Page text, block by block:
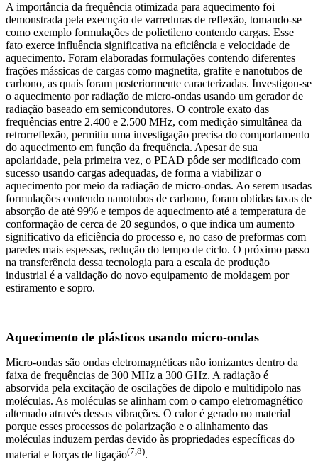
A importância da frequência otimizada para aquecimento foi
demonstrada pela execução de varreduras de reflexão, tomando-se
como exemplo formulações de polietileno contendo cargas. Esse
fato exerce influência significativa na eficiência e velocidade de
aquecimento. Foram elaboradas formulações contendo diferentes
frações mássicas de cargas como magnetita, grafite e nanotubos de
carbono, as quais foram posteriormente caracterizadas. Investigou-se
o aquecimento por radiação de micro-ondas usando um gerador de
radiação baseado em semicondutores. O controle exato das
frequências entre 2.400 e 2.500 MHz, com medição simultânea da
retrorreflexão, permitiu uma investigação precisa do comportamento
do aquecimento em função da frequência. Apesar de sua
apolaridade, pela primeira vez, o PEAD pôde ser modificado com
sucesso usando cargas adequadas, de forma a viabilizar o
aquecimento por meio da radiação de micro-ondas. Ao serem usadas
formulações contendo nanotubos de carbono, foram obtidas taxas de
absorção de até 99% e tempos de aquecimento até a temperatura de
conformação de cerca de 20 segundos, o que indica um aumento
significativo da eficiência do processo e, no caso de preformas com
paredes mais espessas, redução do tempo de ciclo. O próximo passo
na transferência dessa tecnologia para a escala de produção
industrial é a validação do novo equipamento de moldagem por
estiramento e sopro.
Aquecimento de plásticos usando micro-ondas
Micro-ondas são ondas eletromagnéticas não ionizantes dentro da
faixa de frequências de 300 MHz a 300 GHz. A radiação é
absorvida pela excitação de oscilações de dipolo e multidipolo nas
moléculas. As moléculas se alinham com o campo eletromagnético
alternado através dessas vibrações. O calor é gerado no material
porque esses processos de polarização e o alinhamento das
moléculas induzem perdas devido às propriedades específicas do
material e forças de ligação(7,8).